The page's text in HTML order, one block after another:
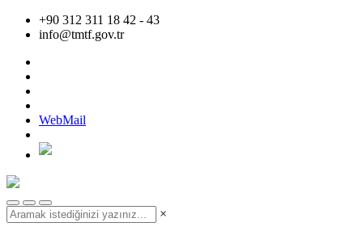
+90 312 311 18 42 - 43
info@tmtf.gov.tr
WebMail
×